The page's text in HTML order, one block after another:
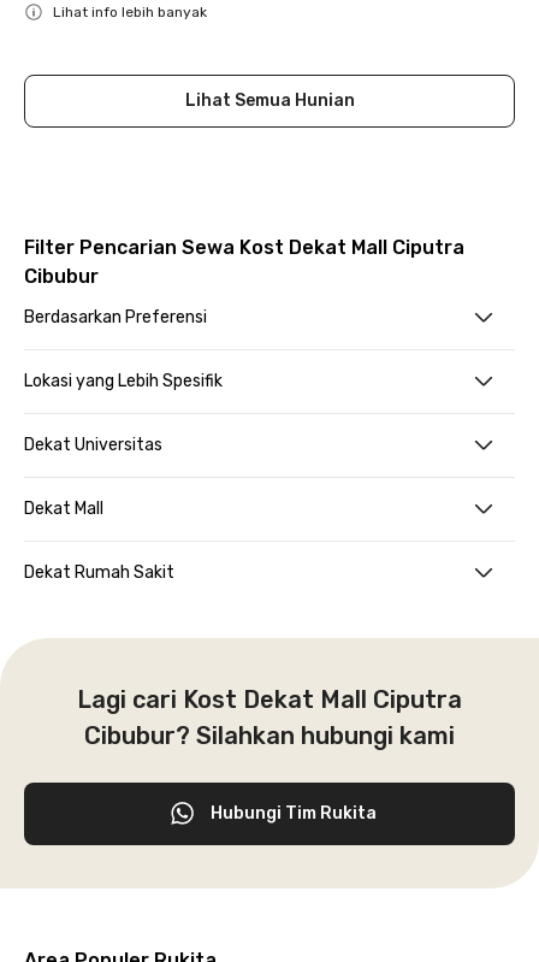
Lihat info lebih banyak
Lihat Semua Hunian
Filter Pencarian Sewa Kost Dekat Mall Ciputra
Cibubur
Berdasarkan Preferensi
Lokasi yang Lebih Spesifik
Dekat Universitas
Dekat Mall
Dekat Rumah Sakit
Lagi cari Kost Dekat Mall Ciputra
Cibubur? Silahkan hubungi kami
Hubungi Tim Rukita